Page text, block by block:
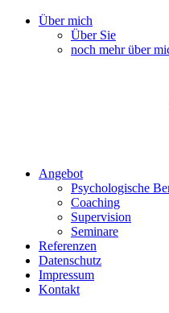
Über mich
Über Sie
noch mehr über
Angebot
Psychologische
Coaching
Supervision
Seminare
Referenzen
Datenschutz
Impressum
Kontakt